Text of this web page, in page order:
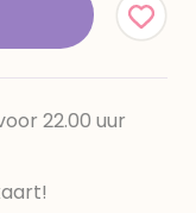
22.00 uur